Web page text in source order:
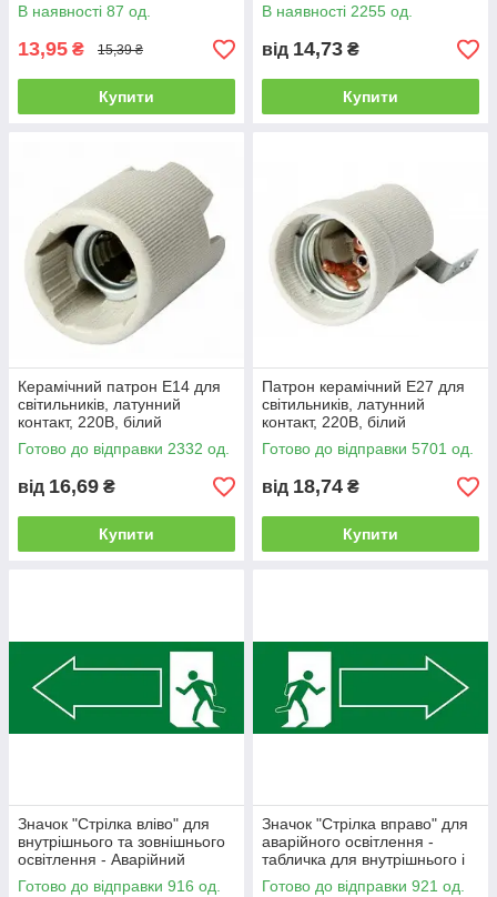
В наявності 87 од.
13,95 ₴ 15,39 ₴
Купити
В наявності 2255 од.
від 14,73 ₴
Купити
Керамічний патрон E14 для
світильників, латунний
контакт, 220В, білий
Готово до відправки 2332 од.
від 16,69 ₴
Купити
Патрон керамічний E27 для
світильників, латунний
контакт, 220В, білий
Готово до відправки 5701 од.
від 18,74 ₴
Купити
Значок "Стрілка вліво" для
внутрішнього та зовнішнього
освітлення - Аварійний
світильник
Готово до відправки 916 од.
Значок "Стрілка вправо" для
аварійного освітлення -
табличка для внутрішнього і
зовнішнього застосування.
Готово до відправки 921 од.